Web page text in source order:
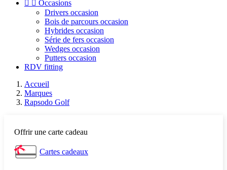
  Occasions
Drivers occasion
Bois de parcours occasion
Hybrides occasion
Série de fers occasion
Wedges occasion
Putters occasion
RDV fitting
Accueil
Marques
Rapsodo Golf
Offrir une carte cadeau
Cartes cadeaux